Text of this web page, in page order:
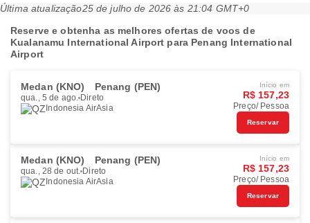
Última atualização25 de julho de 2026 às 21:04 GMT+0
Reserve e obtenha as melhores ofertas de voos de
Kualanamu International Airport para Penang International
Airport
Medan (KNO) Penang (PEN)
qua., 5 de ago. Direto
Indonesia AirAsia
Início em
R$ 157,23
Preço/ Pessoa
Reservar
Medan (KNO) Penang (PEN)
qua., 28 de out. Direto
Indonesia AirAsia
Início em
R$ 157,23
Preço/ Pessoa
Reservar